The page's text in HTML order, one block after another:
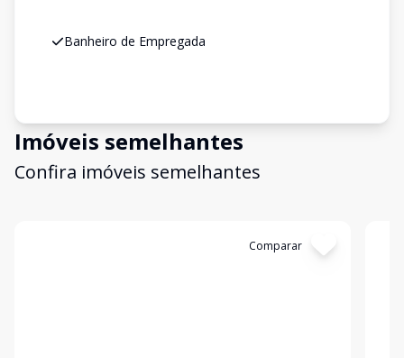
Banheiro de Empregada
Imóveis semelhantes
Confira imóveis semelhantes
Comparar